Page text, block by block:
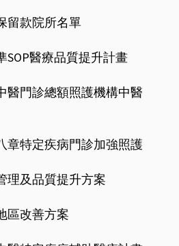
留款院所名單
SOP醫療品質提升計畫
醫門診總額照護機構中醫
章特定疾病門診加強照護
理及品質提升方案
區改善方案